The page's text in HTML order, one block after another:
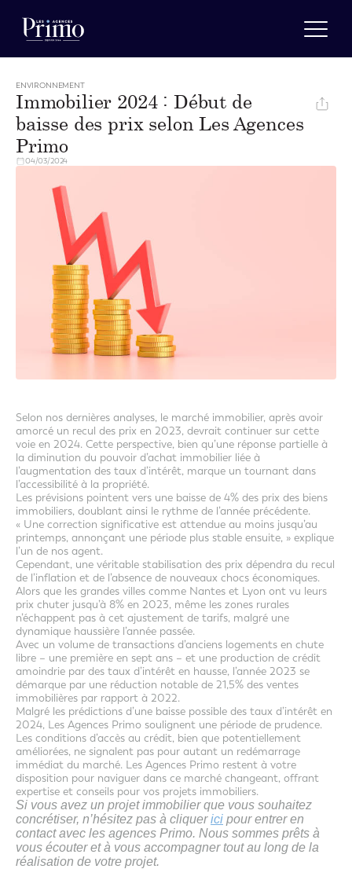
Estimer
Acheter
Louer
Gérer
Nos agences
ENVIRONNEMENT
Immobilier 2024 : Début de
baisse des prix selon Les Agences
Primo
04/03/2024
Selon nos dernières analyses, le marché immobilier, après avoir
amorcé un recul des prix en 2023, devrait continuer sur cette
voie en 2024. Cette perspective, bien qu’une réponse partielle à
la diminution du pouvoir d’achat immobilier liée à
l’augmentation des taux d’intérêt, marque un tournant dans
l’accessibilité à la propriété.
Les prévisions pointent vers une baisse de 4% des prix des biens
immobiliers, doublant ainsi le rythme de l’année précédente.
« Une correction significative est attendue au moins jusqu’au
printemps, annonçant une période plus stable ensuite, » explique
l’un de nos agent.
Cependant, une véritable stabilisation des prix dépendra du recul
de l’inflation et de l’absence de nouveaux chocs économiques.
Alors que les grandes villes comme Nantes et Lyon ont vu leurs
prix chuter jusqu’à 8% en 2023, même les zones rurales
n’échappent pas à cet ajustement de tarifs, malgré une
dynamique haussière l’année passée.
Avec un volume de transactions d’anciens logements en chute
libre – une première en sept ans – et une production de crédit
amoindrie par des taux d’intérêt en hausse, l’année 2023 se
démarque par une réduction notable de 21,5% des ventes
immobilières par rapport à 2022.
Malgré les prédictions d’une baisse possible des taux d’intérêt en
2024, Les Agences Primo soulignent une période de prudence.
Les conditions d’accès au crédit, bien que potentiellement
améliorées, ne signalent pas pour autant un redémarrage
immédiat du marché. Les Agences Primo restent à votre
disposition pour naviguer dans ce marché changeant, offrant
expertise et conseils pour vos projets immobiliers.
Si vous avez un projet immobilier que vous souhaitez
concrétiser, n’hésitez pas à cliquerici pour entrer en
contact avec les agences Primo. Nous sommes prêts à
vous écouter et à vous accompagner tout au long de la
réalisation de votre projet.